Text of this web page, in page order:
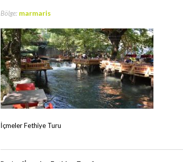
Bölge: marmaris
İçmeler Fethiye Turu